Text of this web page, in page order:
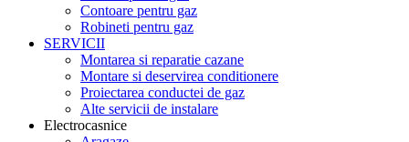
Contoare pentru gaz
Robineti pentru gaz
SERVICII
Montarea si reparatie cazane
Montare si deservirea conditionere
Proiectarea conductei de gaz
Alte servicii de instalare
Electrocasnice